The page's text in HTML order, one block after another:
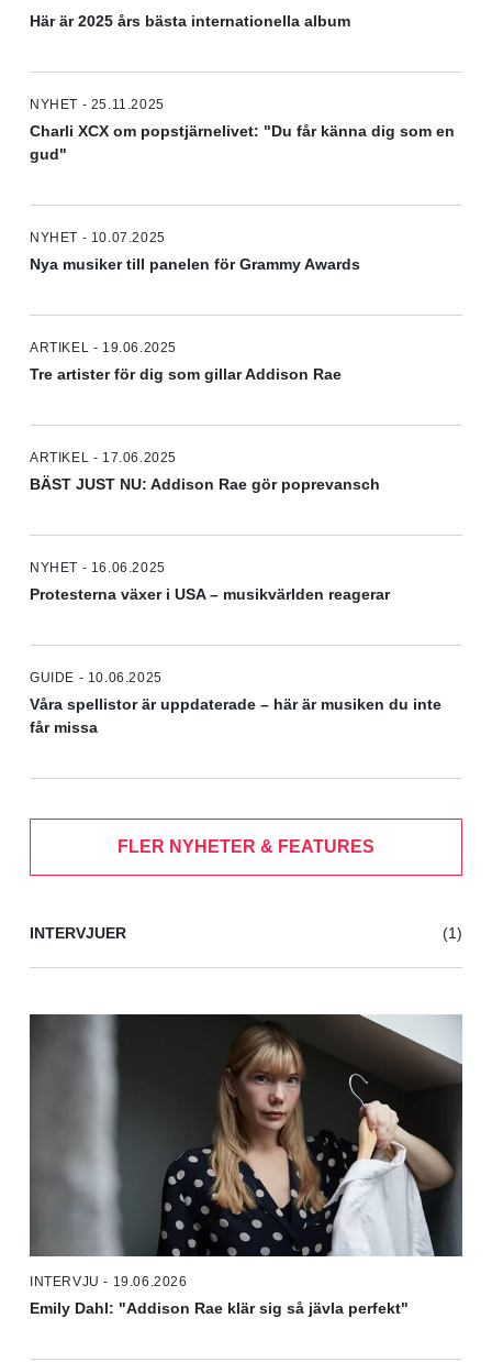
Här är 2025 års bästa internationella album
NYHET - 25.11.2025
Charli XCX om popstjärnelivet: "Du får känna dig som en
gud"
NYHET - 10.07.2025
Nya musiker till panelen för Grammy Awards
ARTIKEL - 19.06.2025
Tre artister för dig som gillar Addison Rae
ARTIKEL - 17.06.2025
BÄST JUST NU: Addison Rae gör poprevansch
NYHET - 16.06.2025
Protesterna växer i USA – musikvärlden reagerar
GUIDE - 10.06.2025
Våra spellistor är uppdaterade – här är musiken du inte
får missa
FLER NYHETER & FEATURES
INTERVJUER (1)
INTERVJU - 19.06.2026
Emily Dahl: "Addison Rae klär sig så jävla perfekt"